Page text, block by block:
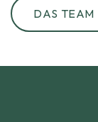
DAS TEAM